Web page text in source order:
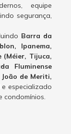
equipe
segurança,
Barra da
Ipanema,
Tijuca,
Fluminense
de Meriti,
especializado
condomínios.